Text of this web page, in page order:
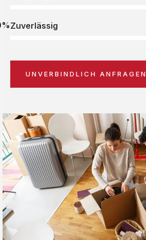
Zuverlässig
UNVERBINDLICH ANFRAGEN